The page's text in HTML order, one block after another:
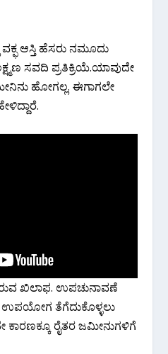
ಆಸ್ತಿ ಹೆಸರು ನಮೂದು
ಸವದಿ ಪ್ರತಿಕ್ರಿಯೆ.ಯಾವುದೇ
ಹೋಗಲ್ಲ. ಈಗಾಗಲೇ
ಖಿಲಾಫ. ಉಪಚುನಾವಣೆ
ತೆಗೆದುಕೊಳ್ಳಲು
ಕಾರಣಕ್ಕೂ ರೈತರ ಜಮೀನುಗಳಿಗೆ